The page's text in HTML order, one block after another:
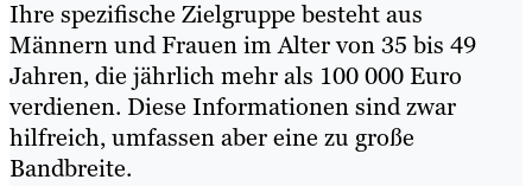
Ihre spezifische Zielgruppe besteht aus
Männern und Frauen im Alter von 35 bis 49
Jahren, die jährlich mehr als 100 000 Euro
verdienen. Diese Informationen sind zwar
hilfreich, umfassen aber eine zu große
Bandbreite.